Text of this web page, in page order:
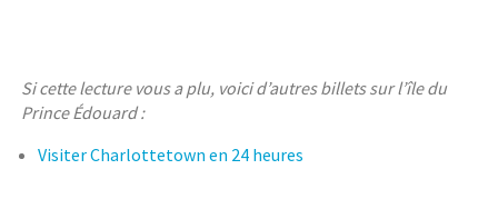
Si cette lecture vous a plu, voici d’autres billets sur l’île du
Prince Édouard :
Visiter Charlottetown en 24 heures